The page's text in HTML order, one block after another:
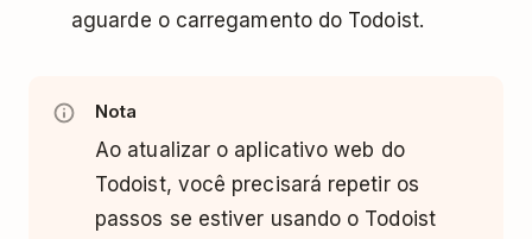
aguarde o carregamento do Todoist.
Nota
Ao atualizar o aplicativo web do
Todoist, você precisará repetir os
passos se estiver usando o Todoist